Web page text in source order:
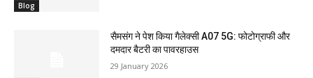
Blog
सैमसंग ने पेश किया गैलेक्सी A07 5G: फोटोग्राफी और
दमदार बैटरी का पावरहाउस
29 January 2026